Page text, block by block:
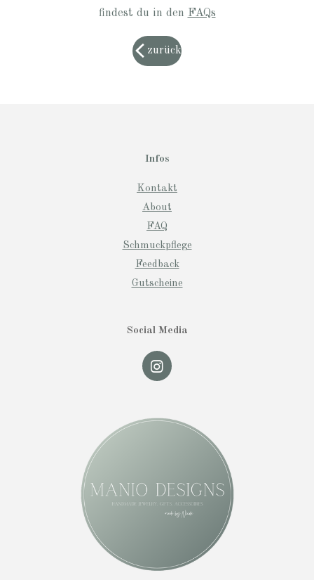
findest du in den FAQs
zurück
Infos
Kontakt
About
FAQ
Schmuckpflege
Feedback
Gutscheine
Social Media
I
n
a